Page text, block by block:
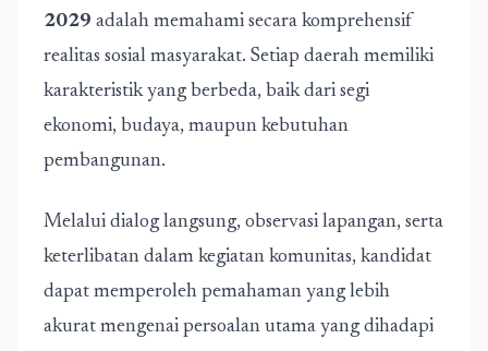
2029 adalah memahami secara komprehensif
realitas sosial masyarakat. Setiap daerah memiliki
karakteristik yang berbeda, baik dari segi
ekonomi, budaya, maupun kebutuhan
pembangunan.
Melalui dialog langsung, observasi lapangan, serta
keterlibatan dalam kegiatan komunitas, kandidat
dapat memperoleh pemahaman yang lebih
akurat mengenai persoalan utama yang dihadapi